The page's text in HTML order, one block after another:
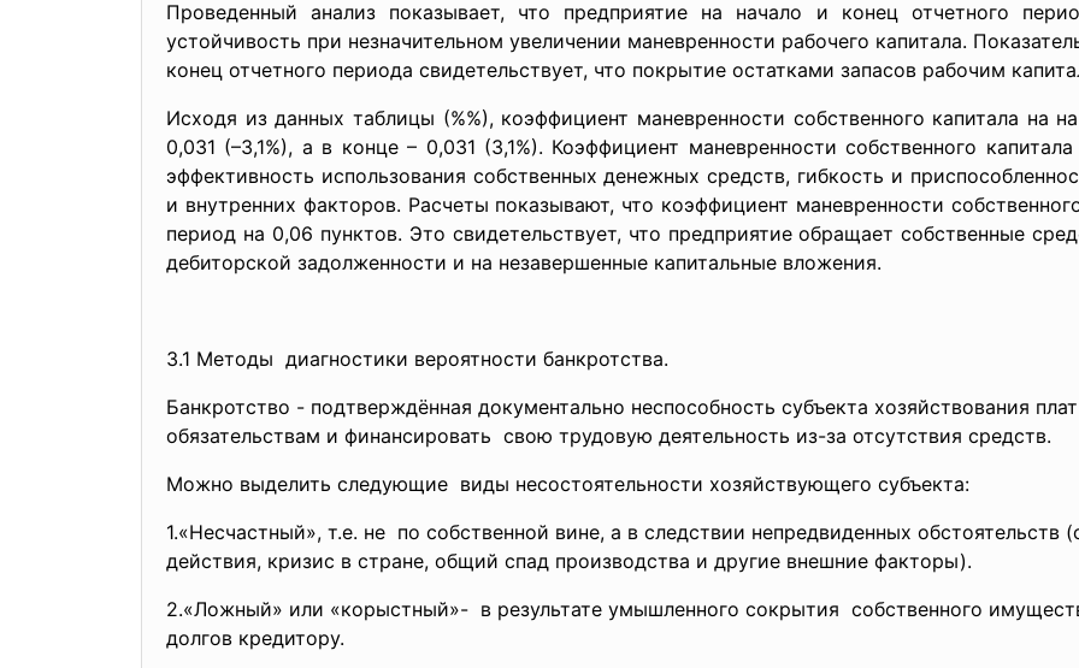
Проведенный анализ показывает, что предприятие на начало и конец отчетного
устойчивость при незначительном увеличении маневренности рабочего капитала.
конец отчетного периода свидетельствует, что покрытие остатками запасов рабочим
Исходя из данных таблицы (%%), коэффициент маневренности собственного капитала на
0,031 (–3,1%), а в конце – 0,031 (3,1%). Коэффициент маневренности собственного
эффективность использования собственных денежных средств, гибкость и
и внутренних факторов. Расчеты показывают, что коэффициент маневренности
период на 0,06 пунктов. Это свидетельствует, что предприятие обращает собственные
дебиторской задолженности и на незавершенные капитальные вложения.
3.1 Методы диагностики вероятности банкротства.
Банкротство - подтверждённая документально неспособность субъекта хозяйствования
обязательствам и финансировать свою трудовую деятельность из-за отсутствия средств.
Можно выделить следующие виды несостоятельности хозяйствующего субъекта:
1.«Несчастный», т.е. не по собственной вине, а в следствии непредвиденных обстоятельств
действия, кризис в стране, общий спад производства и другие внешние факторы).
2.«Ложный» или «корыстный»- в результате умышленного сокрытия собственного
долгов кредитору.